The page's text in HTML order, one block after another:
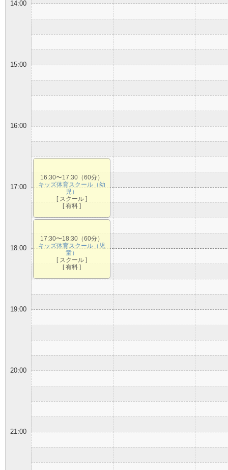
14:00
15:00
16:00
17:00
18:00
19:00
20:00
21:00
16:30〜17:30（60分）
キッズ体育スクール（幼
児）
[ スクール ]
[ 有料 ]
17:30〜18:30（60分）
キッズ体育スクール（児
童）
[ スクール ]
[ 有料 ]